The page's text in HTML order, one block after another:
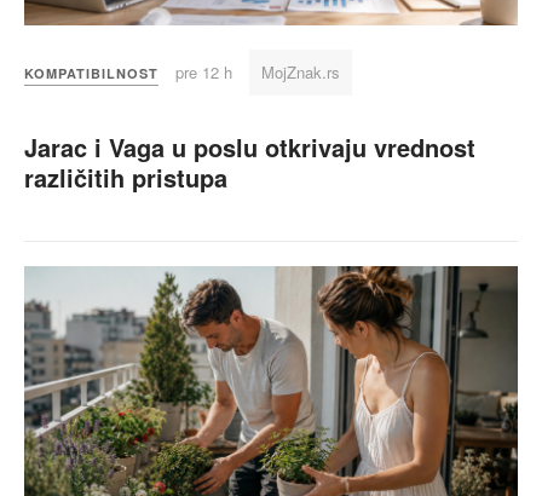
KOMPATIBILNOST pre 12 h MojZnak.rs
Jarac i Vaga u poslu otkrivaju vrednost
različitih pristupa